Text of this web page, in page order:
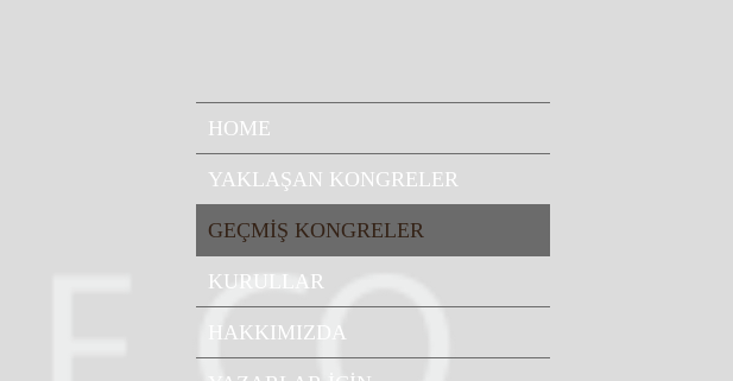
HOME
YAKLAŞAN KONGRELER
GEÇMİŞ KONGRELER
KURULLAR
HAKKIMIZDA